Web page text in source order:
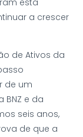
esta
a crescer
de Ativos da
de um
e da
seis anos,
de que a